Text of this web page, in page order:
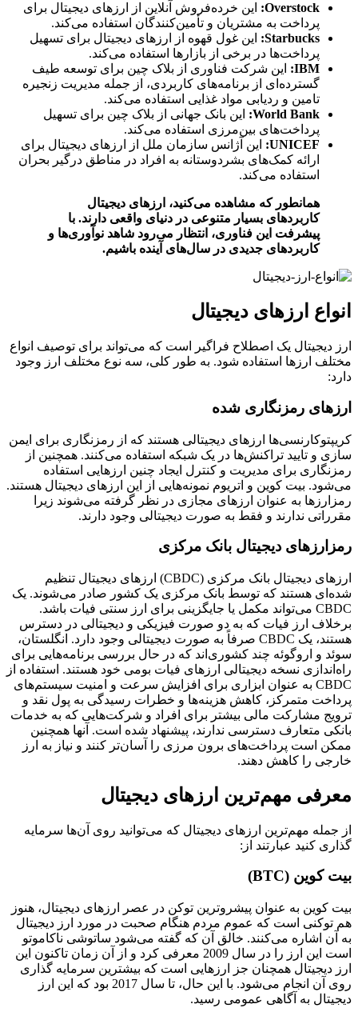
Overstock:
این خرده‌فروش آنلاین از ارزهای دیجیتال برای
پرداخت به مشتریان و تأمین‌کنندگان استفاده می‌کند.
Starbucks:
این غول قهوه از ارزهای دیجیتال برای تسهیل
پرداخت‌ها در برخی از بازارها استفاده می‌کند.
IBM:
این شرکت فناوری از بلاک چین برای توسعه طیف
گسترده‌ای از برنامه‌های کاربردی، از جمله مدیریت زنجیره
تامین و ردیابی مواد غذایی استفاده می‌کند.
World Bank:
این بانک جهانی از بلاک چین برای تسهیل
پرداخت‌های بین‌مرزی استفاده می‌کند.
UNICEF:
این آژانس سازمان ملل از ارزهای دیجیتال برای
ارائه کمک‌های بشردوستانه به افراد در مناطق درگیر بحران
استفاده می‌کند.
همانطور که مشاهده می‌کنید، ارزهای دیجیتال
کاربردهای بسیار متنوعی در دنیای واقعی دارند. با
پیشرفت این فناوری، انتظار می‌رود شاهد نوآوری‌ها و
کاربردهای جدیدی در سال‌های آینده باشیم.
انواع ارزهای دیجیتال
ارز دیجیتال یک اصطلاح فراگیر است که می‌تواند برای توصیف انواع
مختلف ارزها استفاده شود. به طور کلی، سه نوع مختلف ارز وجود
دارد:
ارزهای رمزنگاری شده
کریپتوکارنسی‌ها ارزهای دیجیتالی هستند که از رمزنگاری برای ایمن
سازی و تایید تراکنش‌ها در یک شبکه استفاده می‌کنند. همچنین از
رمزنگاری برای مدیریت و کنترل ایجاد چنین ارزهایی استفاده
می‌شود. بیت کوین و اتریوم نمونه‌هایی از این ارزهای دیجیتال هستند.
رمزارزها به عنوان ارزهای مجازی در نظر گرفته می‌شوند زیرا
مقرراتی ندارند و فقط به صورت دیجیتالی وجود دارند.
رمزارزهای دیجیتال بانک مرکزی
ارزهای دیجیتال بانک مرکزی (CBDC) ارزهای دیجیتال تنظیم
شده‌ای هستند که توسط بانک مرکزی یک کشور صادر می‌شوند. یک
CBDC می‌تواند مکمل یا جایگزینی برای ارز سنتی فیات باشد.
برخلاف ارز فیات که به دو صورت فیزیکی و دیجیتالی در دسترس
هستند، یک CBDC صرفاً به صورت دیجیتالی وجود دارد. انگلستان،
سوئد و اروگوئه چند کشوری‌اند که در حال بررسی برنامه‌هایی برای
راه‌اندازی نسخه دیجیتالی ارزهای فیات بومی خود هستند. استفاده از
CBDC به عنوان ابزاری برای افزایش سرعت و امنیت سیستم‌های
پرداخت متمرکز، کاهش هزینه‌ها و خطرات رسیدگی به پول نقد و
ترویج مشارکت مالی بیشتر برای افراد و شرکت‌هایی که به خدمات
بانکی متعارف دسترسی ندارند، پیشنهاد شده است. آنها همچنین
ممکن است پرداخت‌های برون مرزی را آسان‌تر کنند و نیاز به ارز
خارجی را کاهش دهند.
معرفی مهم‌ترین ارزهای دیجیتال
از جمله مهم‌ترین ارزهای دیجیتال که می‌توانید روی آن‌ها سرمایه
گذاری کنید عبارتند از:
بیت کوین (BTC)
بیت‌ کوین به ‌عنوان پیشروترین توکن در عصر ارزهای دیجیتال، هنوز
هم توکنی است که عموم مردم هنگام صحبت در مورد ارز دیجیتال
به آن اشاره می‌کنند. خالق آن که گفته می‌شود ساتوشی ناکاموتو
است این ارز را در سال 2009 معرفی کرد و از آن زمان تاکنون این
ارز دیجیتال همچنان جز ارزهایی است که بیشترین سرمایه گذاری
روی آن انجام می‌شود. با این حال، تا سال 2017 بود که این ارز
دیجیتال به آگاهی عمومی رسید.